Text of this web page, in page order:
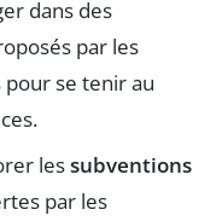
dans des
par les
se tenir au
lessubventions
par les